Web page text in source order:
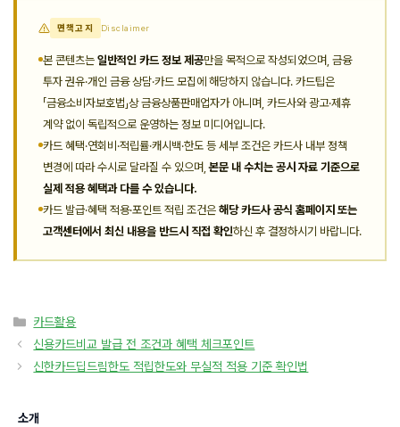
면책고지 Disclaimer
본 콘텐츠는 일반적인 카드 정보 제공만을 목적으로 작성되었으며, 금융
투자 권유·개인 금융 상담·카드 모집에 해당하지 않습니다. 카드팁은
「금융소비자보호법」상 금융상품판매업자가 아니며, 카드사와 광고·제휴
계약 없이 독립적으로 운영하는 정보 미디어입니다.
카드 혜택·연회비·적립률·캐시백·한도 등 세부 조건은 카드사 내부 정책
변경에 따라 수시로 달라질 수 있으며,본문 내 수치는 공시 자료 기준으로
실제 적용 혜택과 다를 수 있습니다.
카드 발급·혜택 적용·포인트 적립 조건은 해당 카드사 공식 홈페이지 또는
고객센터에서 최신 내용을 반드시 직접 확인하신 후 결정하시기 바랍니다.
카
테
리
카드활용
신용카드비교 발급 전 조건과 혜택 체크포인트
신한카드딥드림한도 적립한도와 무실적 적용 기준 확인법
소개